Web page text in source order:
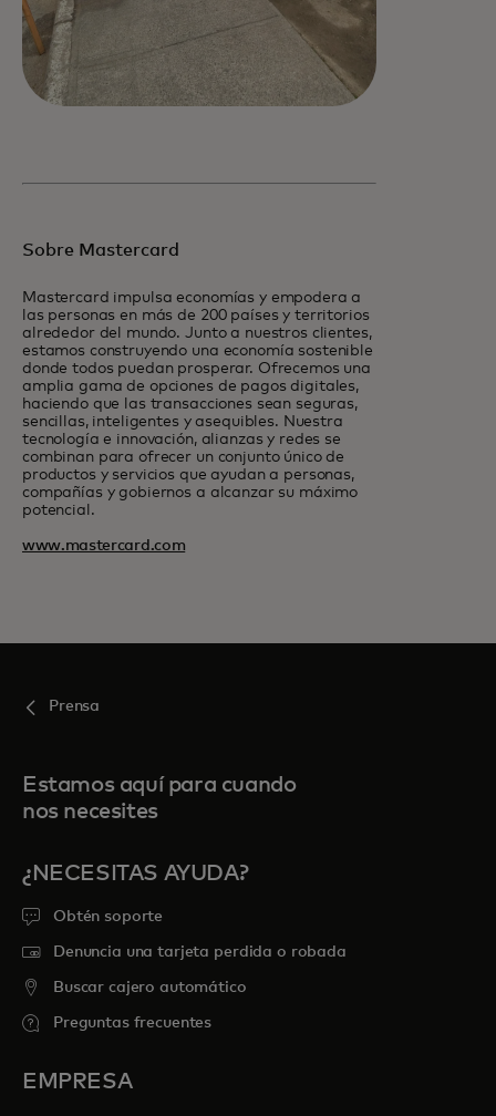
Sobre Mastercard
Mastercard impulsa economías y empodera a
las personas en más de 200 países y territorios
alrededor del mundo. Junto a nuestros clientes,
estamos construyendo una economía sostenible
donde todos puedan prosperar. Ofrecemos una
amplia gama de opciones de pagos digitales,
haciendo que las transacciones sean seguras,
sencillas, inteligentes y asequibles. Nuestra
tecnología e innovación, alianzas y redes se
combinan para ofrecer un conjunto único de
productos y servicios que ayudan a personas,
compañías y gobiernos a alcanzar su máximo
potencial.
www.mastercard.com
Prensa
Estamos aquí para cuando
nos necesites
¿NECESITAS AYUDA?
Obtén soporte
Denuncia una tarjeta perdida o robada
Buscar cajero automático
Preguntas frecuentes
EMPRESA